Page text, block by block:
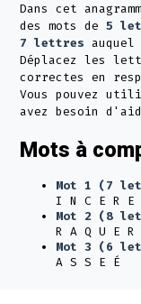
Dans cet
des mots de5
7 lettres
Déplacez les
correctes en
Vous pouvez
avez besoin
Mots à
Mot 1 (7
I N C E R E
Mot 2 (8
R A Q U E
Mot 3 (6
A S S E É